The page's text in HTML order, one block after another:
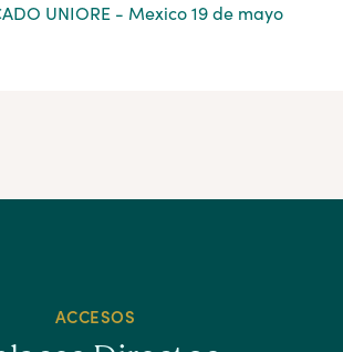
UNIORE - Mexico 19 de mayo
ACCESOS